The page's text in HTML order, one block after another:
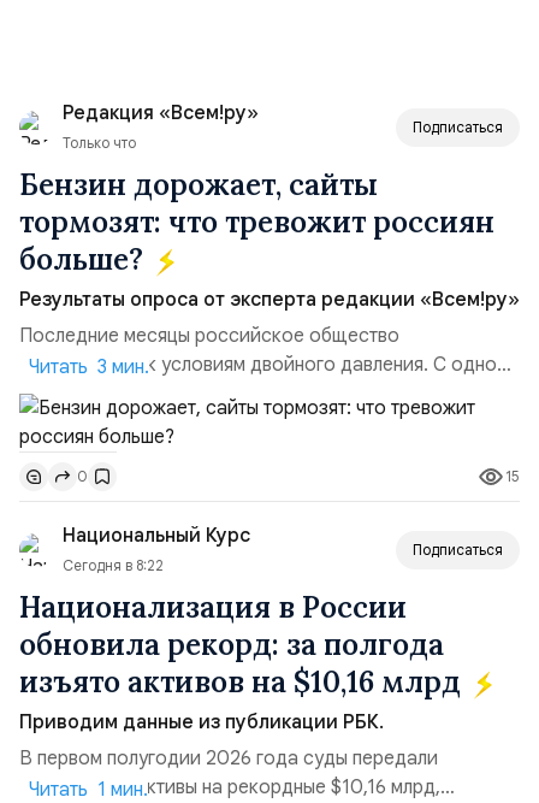
Редакция «Всем!ру»
Только что
Подписаться
Бензин дорожает, сайты
тормозят: что тревожит россиян
больше?
Результаты опроса от эксперта редакции «Всем!ру»
Последние месяцы российское общество
адаптируется к условиям двойного давления. С одной
стороны, происходит рост цен на товары первой
необходимости, инфляция и локальные сбои в
поставках бензина. А с другой – технологическая
турбулентность: перебои в работе интернета,
блокировки сайтов, необходимость осваивать VPN и
российские платформы.Что из этого бье...
Читать 3 мин.
0 15
Национальный Курс
Сегодня в 8:22
Подписаться
Национализация в России
обновила рекорд: за полгода
изъято активов на $10,16 млрд
Приводим данные из публикации РБК.
В первом полугодии 2026 года суды передали
государству активы на рекордные $10,16 млрд,
Читать 1 мин.